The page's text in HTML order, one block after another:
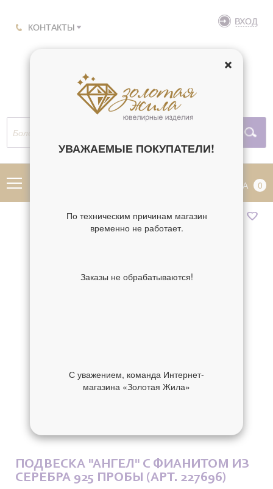
КОНТАКТЫ ВХОД
КОРЗИНА 0
ПОДВЕСКА "АНГЕЛ" С ФИАНИТОМ ИЗ
СЕРЕБРА 925 ПРОБЫ (АРТ. 227696)
УВАЖАЕМЫЕ ПОКУПАТЕЛИ!
По техническим причинам магазин
временно не работает.
Заказы не обрабатываются!
С уважением, команда Интернет-
магазина «Золотая Жила»